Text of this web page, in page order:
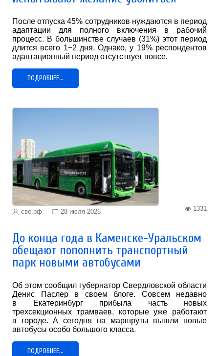
После отпуска 45% сотрудников нуждаются в период
адаптации для полного включения в рабочий
процесс. В большинстве случаев (31%) этот период
длится всего 1−2 дня. Однако, у 19% респондентов
адаптационный период отсутствует вовсе.
ПОДРОБНЕЕ...
све.рф 28 июля 2026 1331
До конца года в Каменске-Уральском
обещают пополнить транспортный
парк новыми автобусами
Об этом сообщил губернатор Свердловской области
Денис Паслер в своем блоге. Совсем недавно
в Екатеринбург прибыла часть новых
трехсекционных трамваев, которые уже работают
в городе. А сегодня на маршруты вышли новые
автобусы особо большого класса.
ПОДРОБНЕЕ...